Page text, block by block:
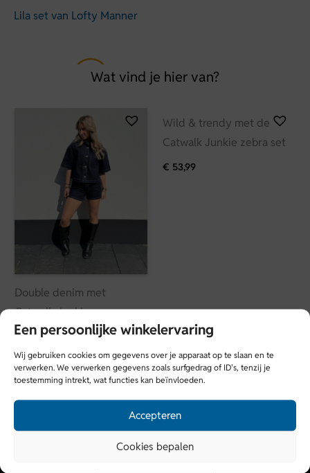
Een persoonlijke winkelervaring
Wij gebruiken cookies om gegevens over je apparaat op te slaan en te
verwerken. We verwerken gegevens zoals surfgedrag of ID's, tenzij je
toestemming intrekt, wat functies kan beïnvloeden.
Accepteren
Cookies bepalen
Lila set van Lofty Manner
Wat vind je hier van?
Double denim met
Catwalk Junkie
€99,99
Wild & trendy met de
Catwalk Junkie zebra set
€ 53,99
Shop nu de nieuwe collectie
bijDock 54